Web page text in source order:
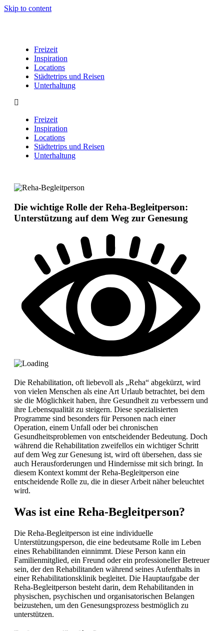
Skip to content
Freizeit
Inspiration
Locations
Städtetrips und Reisen
Unterhaltung
Freizeit
Inspiration
Locations
Städtetrips und Reisen
Unterhaltung
Die wichtige Rolle der Reha-Begleitperson:
Unterstützung auf dem Weg zur Genesung
Die Rehabilitation, oft liebevoll als „Reha“ abgekürzt, wird
von vielen Menschen als eine Art Urlaub betrachtet, bei dem
sie die Möglichkeit haben, ihre Gesundheit zu verbessern und
ihre Lebensqualität zu steigern. Diese spezialisierten
Programme sind besonders für Personen nach einer
Operation, einem Unfall oder bei chronischen
Gesundheitsproblemen von entscheidender Bedeutung. Doch
während die Rehabilitation zweifellos ein wichtiger Schritt
auf dem Weg zur Genesung ist, wird oft übersehen, dass sie
auch Herausforderungen und Hindernisse mit sich bringt. In
diesem Kontext kommt der Reha-Begleitperson eine
entscheidende Rolle zu, die in dieser Arbeit näher beleuchtet
wird.
Was ist eine Reha-Begleitperson?
Die Reha-Begleitperson ist eine individuelle
Unterstützungsperson, die eine bedeutsame Rolle im Leben
eines Rehabilitanden einnimmt. Diese Person kann ein
Familienmitglied, ein Freund oder ein professioneller Betreuer
sein, der den Rehabilitanden während seines Aufenthalts in
einer Rehabilitationsklinik begleitet. Die Hauptaufgabe der
Reha-Begleitperson besteht darin, dem Rehabilitanden in
physischen, psychischen und organisatorischen Belangen
beizustehen, um den Genesungsprozess bestmöglich zu
unterstützen.